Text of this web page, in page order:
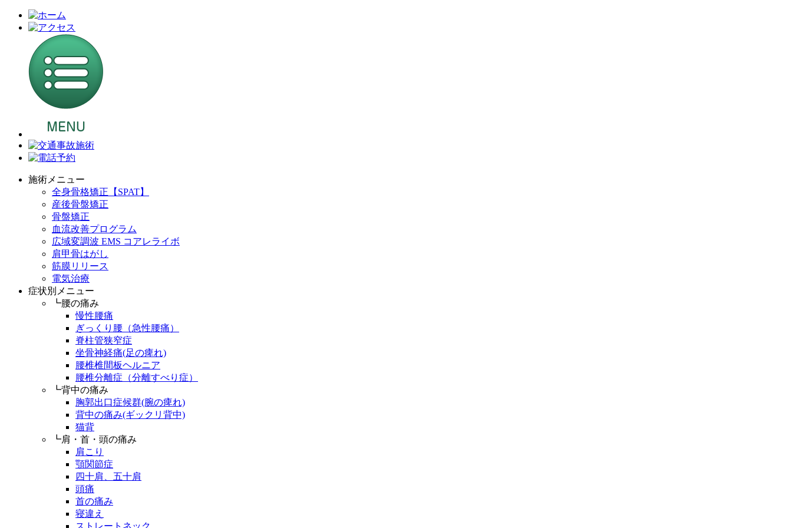
施術メニュー
全身骨格矯正【SPAT】
産後骨盤矯正
骨盤矯正
血流改善プログラム
広域変調波 EMS コアレライボ
肩甲骨はがし
筋膜リリース
電気治療
症状別メニュー
┗腰の痛み
慢性腰痛
ぎっくり腰（急性腰痛）
脊柱管狭窄症
坐骨神経痛(足の痺れ)
腰椎椎間板ヘルニア
腰椎分離症（分離すべり症）
┗背中の痛み
胸郭出口症候群(腕の痺れ)
背中の痛み(ギックリ背中)
猫背
┗肩・首・頭の痛み
肩こり
顎関節症
四十肩、五十肩
頭痛
首の痛み
寝違え
ストレートネック